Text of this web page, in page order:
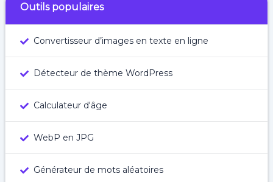
Outils populaires
Convertisseur d’images en texte en ligne
Détecteur de thème WordPress
Calculateur d'âge
WebP en JPG
Générateur de mots aléatoires